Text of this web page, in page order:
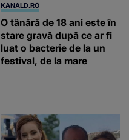
KANALD.RO
O tânără de 18 ani este în
stare gravă după ce ar fi
luat o bacterie de la un
festival, de la mare